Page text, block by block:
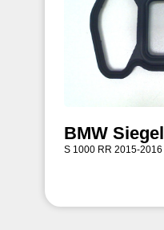
BMW Siegel
S 1000 RR 2015-2016